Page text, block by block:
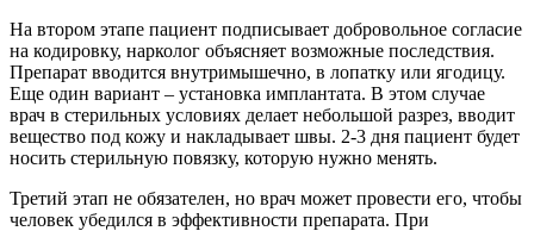
На втором этапе пациент подписывает добровольное согласие
на кодировку, нарколог объясняет возможные последствия.
Препарат вводится внутримышечно, в лопатку или ягодицу.
Еще один вариант – установка имплантата. В этом случае
врач в стерильных условиях делает небольшой разрез, вводит
вещество под кожу и накладывает швы. 2-3 дня пациент будет
носить стерильную повязку, которую нужно менять.
Третий этап не обязателен, но врач может провести его, чтобы
человек убедился в эффективности препарата. При